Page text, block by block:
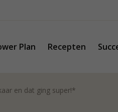
Plan Recepten
en dat ging super!*